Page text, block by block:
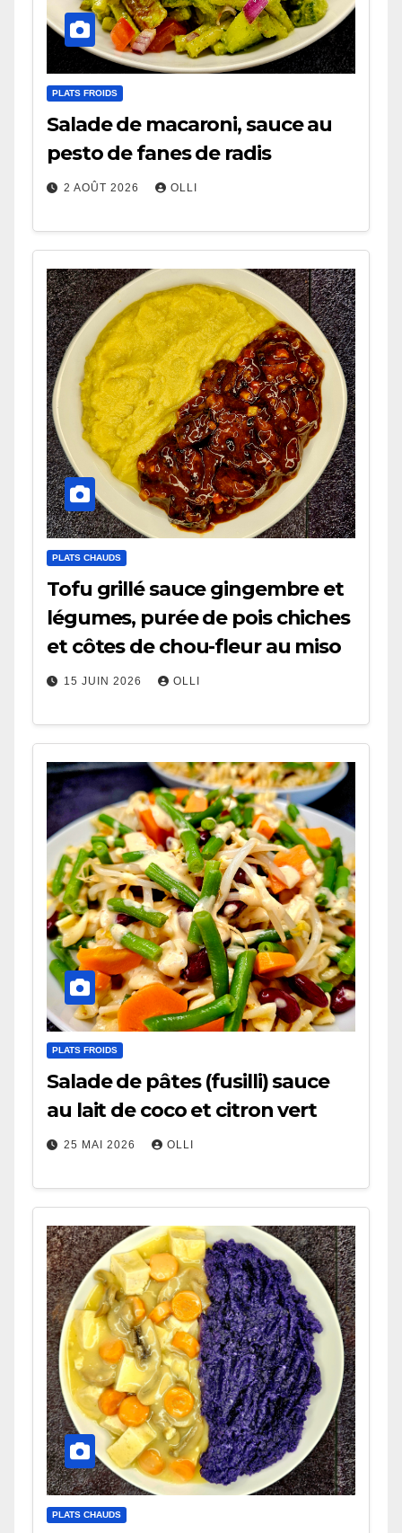
PLATS FROIDS
Salade de macaroni, sauce au
pesto de fanes de radis
2 AOÛT 2026 OLLI
PLATS CHAUDS
Tofu grillé sauce gingembre et
légumes, purée de pois chiches
et côtes de chou-fleur au miso
15 JUIN 2026 OLLI
PLATS FROIDS
Salade de pâtes (fusilli) sauce
au lait de coco et citron vert
25 MAI 2026 OLLI
PLATS CHAUDS